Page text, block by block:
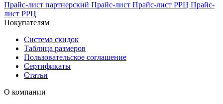
Прайс-лист партнерский Прайс-лист Прайс-лист РРЦ Прайс-
лист РРЦ
Покупателям
Система скидок
Таблица размеров
Пользовательское соглашение
Сертификаты
Статьи
О компании